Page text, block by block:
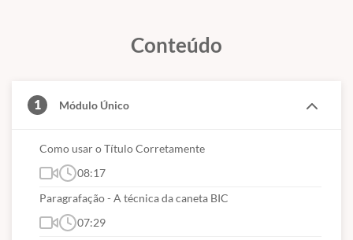
Conteúdo
1 Módulo Único
Como usar o Título Corretamente
08:17
Paragrafação - A técnica da caneta BIC
07:29